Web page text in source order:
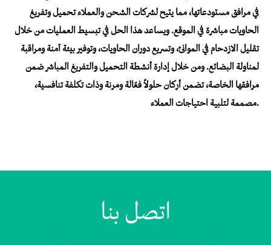
في مرافق مستودعاتها، مما يتيح لشركات الشحن والعملاء تحميل وتفريغ
الحاويات مباشرة في الموقع. ويساعد هذا الحل في تبسيط العمليات من خلال
تقليل الازدحام في الموانئ، وتسريع دوران الحاويات، وتوفير بيئة آمنة ومراقبة
لمناولة البضائع. ومن خلال إدارة أنشطة التحميل والتفريغ المباشر ضمن
مرافقها الخاصة، تضمن أركان حلولاً فعّالة ومرنة وذات تكلفة تنافسية،
مصممة لتلبية احتياجات العملاء.
اتصل بنا